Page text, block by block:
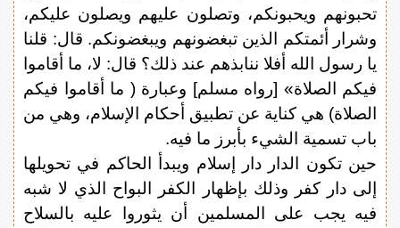
تحبونهم ويحبونكم، وتصلون عليهم ويصلون عليكم،
وشرار أئمتكم الذين تبغضونهم ويبغضونكم. قال: قلنا
يا رسول الله أفلا ننابذهم عند ذلك؟ قال: لا، ما أقاموا
فيكم الصلاة» [رواه مسلم] وعبارة ( ما أقاموا فيكم
الصلاة) هي كناية عن تطبيق أحكام الإسلام، وهي من
باب تسمية الشيء بأبرز ما فيه.
حين تكون الدار دار إسلام ويبدأ الحاكم في تحويلها
إلى دار كفر وذلك بإظهار الكفر البواح الذي لا شبه
فيه يجب على المسلمين أن يثوروا عليه بالسلاح